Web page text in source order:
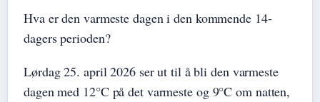
Hva er den varmeste dagen i den kommende 14-
dagers perioden?
Lørdag 25. april 2026 ser ut til å bli den varmeste
dagen med 12°C på det varmeste og 9°C om natten,